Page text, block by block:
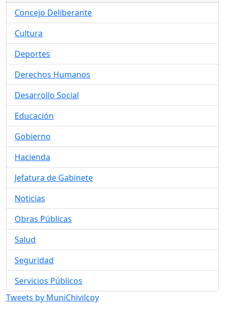
Concejo Deliberante
Cultura
Deportes
Derechos Humanos
Desarrollo Social
Educación
Gobierno
Hacienda
Jefatura de Gabinete
Noticias
Obras Públicas
Salud
Seguridad
Servicios Públicos
Tweets by MuniChivilcoy